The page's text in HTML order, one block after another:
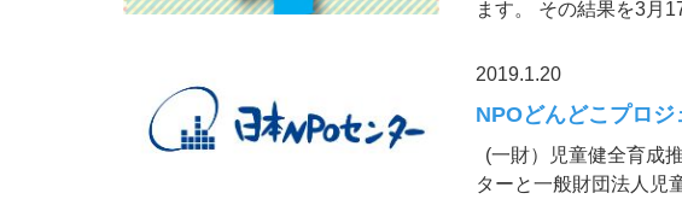
ます。 その結果を3月
2019.1.20
NPOどんどこプロ
(一財）児童健全育成
ターと一般財団法人児